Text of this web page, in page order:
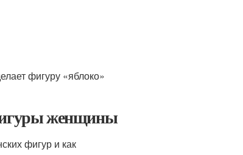
фигуру «яблоко»
женщины